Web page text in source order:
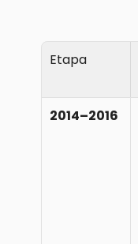
Etapa
2014–2016